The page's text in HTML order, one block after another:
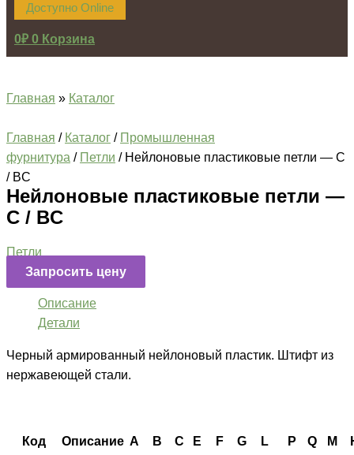
Доступно Online
0₽ 0 Корзина
Главная » Каталог
Главная / Каталог / Промышленная
фурнитура / Петли / Нейлоновые пластиковые петли — C
/ BC
Нейлоновые пластиковые петли —
C / BC
Петли
Запросить цену
Описание
Детали
Черный армированный нейлоновый пластик. Штифт из
нержавеющей стали.
Код Описание A B C E F G L P Q M